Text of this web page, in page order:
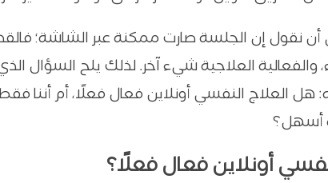
نقول إن الجلسة صارت ممكنة عبر الشاشة؛
العلاجية شيء آخر. لذلك يلح السؤال الذي
هل العلاج النفسي أونلاين فعال فعلًا، أم أننا
أسهل؟
أونلاين فعال فعلًا؟